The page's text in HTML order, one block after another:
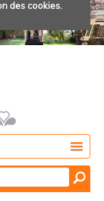
des cookies.